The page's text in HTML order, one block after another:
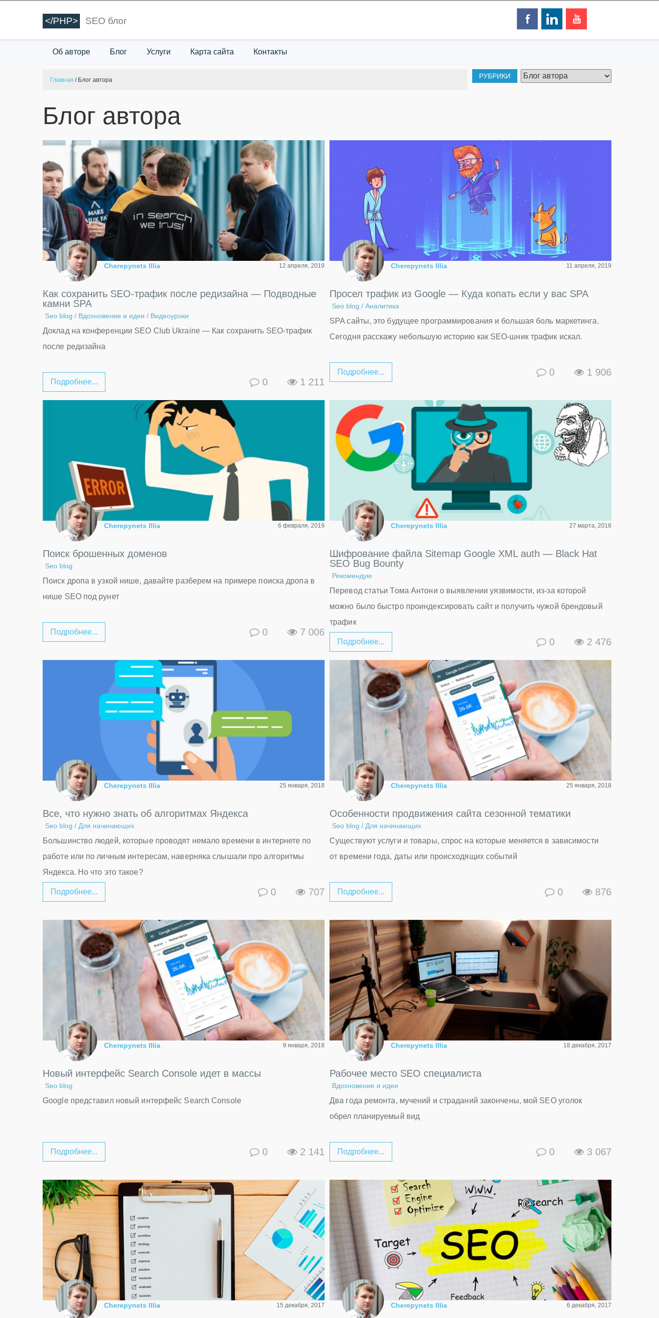
</PHP> SEO блог
Об авторе Блог Услуги Карта сайта Контакты
Главная /Блог автора РУБРИКИ
Блог автора
Cherepynets Illia 12 апреля, 2019
Как сохранить SEO-трафик после редизайна — Подводные
камни SPA
Seo blog / Вдохновение и идеи / Видеоуроки
Доклад на конференции SEO Club Ukraine — Как сохранить SEO-трафик
после редизайна
Подробнее... 1 211
0
Cherepynets Illia 11 апреля, 2019
Просел трафик из Google — Куда копать если у вас SPA
Seo blog / Аналитика
SPA сайты, это будущее программирования и большая боль маркетинга.
Сегодня расскажу небольшую историю как SEO-шник трафик искал.
Подробнее... 1 906
0
Cherepynets Illia 6 февраля, 2019
Поиск брошенных доменов
Seo blog
Поиск дропа в узкой нише, давайте разберем на примере поиска дропа в
нише SEO под рунет
Подробнее... 7 006
0
Cherepynets Illia 27 марта, 2018
Шифрование файла Sitemap Google XML auth — Black Hat
SEO Bug Bounty
Рекомендую
Перевод статьи Тома Антони о выявлении уязвимости, из-за которой
можно было быстро проиндексировать сайт и получить чужой брендовый
трафик
Подробнее... 2 476
0
Cherepynets Illia 25 января, 2018
Все, что нужно знать об алгоритмах Яндекса
Seo blog / Для начинающих
Большинство людей, которые проводят немало времени в интернете по
работе или по личным интересам, наверняка слышали про алгоритмы
Яндекса. Но что это такое?
Подробнее... 707
0
Cherepynets Illia 25 января, 2018
Особенности продвижения сайта сезонной тематики
Seo blog / Для начинающих
Существуют услуги и товары, спрос на которые меняется в зависимости
от времени года, даты или происходящих событий
Подробнее... 876
0
Cherepynets Illia 9 января, 2018
Новый интерфейс Search Console идет в массы
Seo blog
Google представил новый интерфейс Search Console
Подробнее... 2 141
0
Cherepynets Illia 18 декабря, 2017
Рабочее место SEO специалиста
Вдохновение и идеи
Два года ремонта, мучений и страданий закончены, мой SEO уголок
обрел планируемый вид
Подробнее... 3 067
0
Cherepynets Illia 15 декабря, 2017 Cherepynets Illia 6 декабря, 2017